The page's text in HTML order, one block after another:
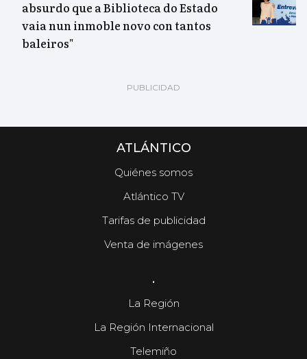
absurdo que a Biblioteca do Estado
vaia nun inmoble novo con tantos
baleiros"
ATLÁNTICO
Quiénes somos
Atlántico TV
Tarifas de publicidad
Venta de imágenes
.
La Región
La Región Internacional
Telemiño